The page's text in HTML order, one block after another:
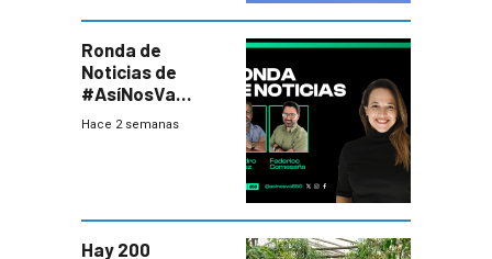
Ronda de
Noticias de
#AsíNosVa
(20/7/26)
Hace 2 semanas
Hay 200